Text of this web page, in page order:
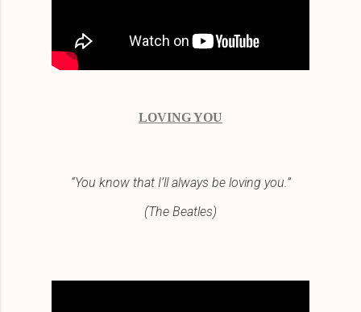
LOVING YOU
“You know that I’ll always be loving you.”
(The Beatles)